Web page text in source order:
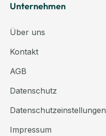
Unternehmen
Über uns
Kontakt
AGB
Datenschutz
Datenschutzeinstellungen
Impressum